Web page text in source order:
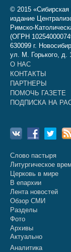
© 2015 «Сибирская
издание
Римско-
(ОГРН
630099 г.
ул. М. Горького, д.
О НАС
КОНТАКТЫ
ПАРТНЕРЫ
ПОМОЧЬ ГАЗЕТЕ
ПОДПИСКА НА
Слово пастыря
Литургическое
Церковь в мире
В епархии
Лента новостей
Обзор СМИ
Разделы
Фото
Архивы
Актуально
Аналитика